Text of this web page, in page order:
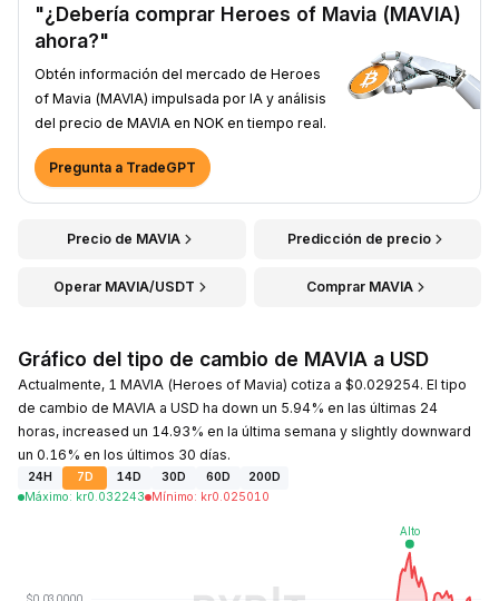
"¿Debería comprar Heroes of Mavia (MAVIA)
ahora?"
Obtén información del mercado de Heroes
of Mavia (MAVIA) impulsada por IA y análisis
del precio de MAVIA en NOK en tiempo real.
Pregunta a TradeGPT
Precio de MAVIA Predicción de precio
Operar MAVIA/USDT Comprar MAVIA
Gráfico del tipo de cambio de MAVIA a USD
Actualmente, 1 MAVIA (Heroes of Mavia) cotiza a $0.029254. El tipo
de cambio de MAVIA a USD ha down un 5.94% en las últimas 24
horas, increased un 14.93% en la última semana y slightly downward
un 0.16% en los últimos 30 días.
24H 7D 14D 30D 60D
200D
Máximo: kr0.032243 Mínimo: kr0.025010